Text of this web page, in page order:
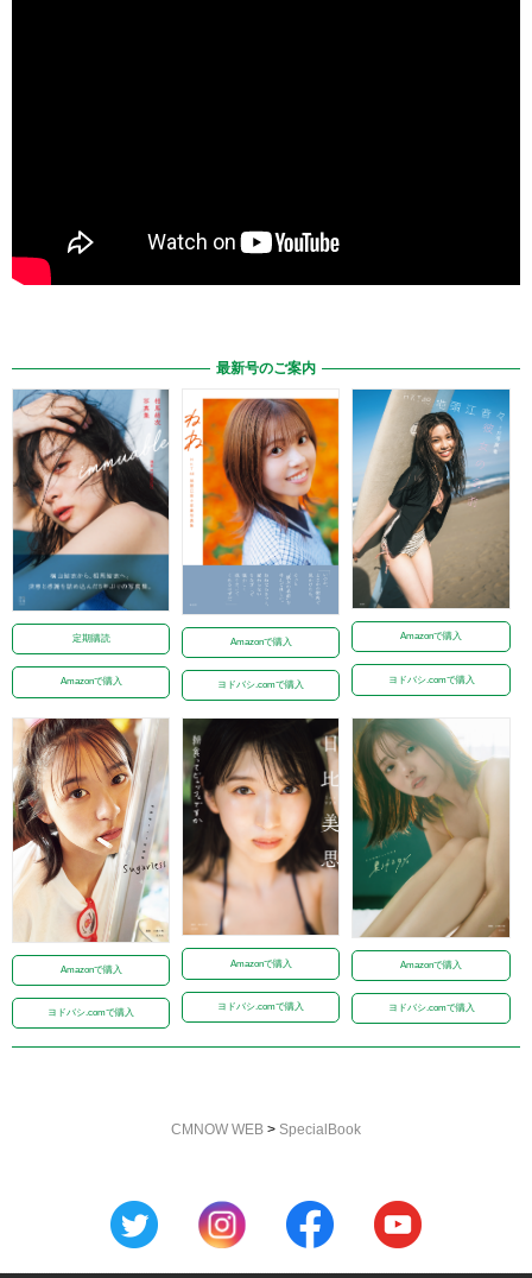
最新号のご案内
定期購読
Amazonで購入
Amazonで購入
ヨドバシ.comで購入
Amazonで購入
ヨドバシ.comで購入
Amazonで購入
ヨドバシ.comで購入
Amazonで購入
ヨドバシ.comで購入
Amazonで購入
ヨドバシ.comで購入
CMNOW WEB > SpecialBook